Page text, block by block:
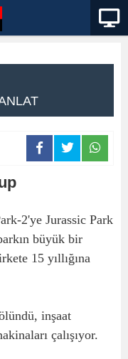
2'ye Jurassic Park
büyük bir
15 yıllığına
inşaat
çalışıyor.